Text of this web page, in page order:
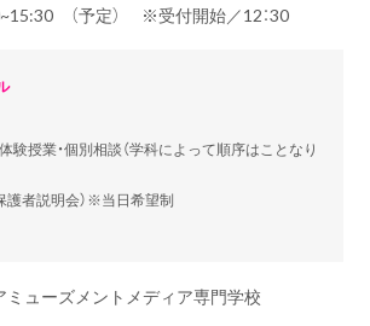
（予定） ※受付開始／12：30
験授業・個別相談（学科によって順序はことなり
護者説明会）※当日希望制
ミューズメントメディア専門学校